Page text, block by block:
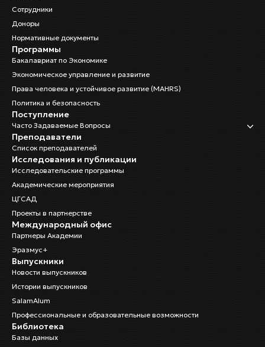
Сотрудники
Доноры
Нормативные документы
Программы
Бакалавриат по Экономике
Экономическое управление и развитие
Права человека и устойчивое развитие (MAHRS)
Политика и безопасность
Поступление
Часто Задаваемые Вопросы
Преподаватели
Список преподавателей
Исследования и публикации
Исследовательские программы
Академические мероприятия
ЦГСАД
Проекты в партнерстве
Международный офис
Партнеры Академии
Эразмус+
Выпускники
Новости выпускников
Истории выпускников
SalamAlum
Профессиональные и образовательные возможности
Библиотека
Базы данных